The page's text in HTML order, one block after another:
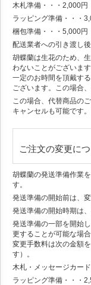
木札準備・・・2,000円
ラッピング準備・・・
梱包準備・・・5,000円
配送業者への引き渡し
胡蝶蘭は生花のため、
わないことがございま
一定のお時間を頂戴す
ございます。この場合
この場合、代替商品の
キャンセルも可能です。
ご注文の変更に
胡蝶蘭の発送準備作業
す。
発送準備の開始前は、変
発送準備の開始時期は
発送準備の一部を開始
更することが可能な場
変更手数料は次の金額
す）。
木札・メッセージカー
ラッピング準備・・・